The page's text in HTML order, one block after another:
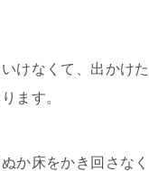
けなくて、出かけた
ます。
か床をかき回さなく